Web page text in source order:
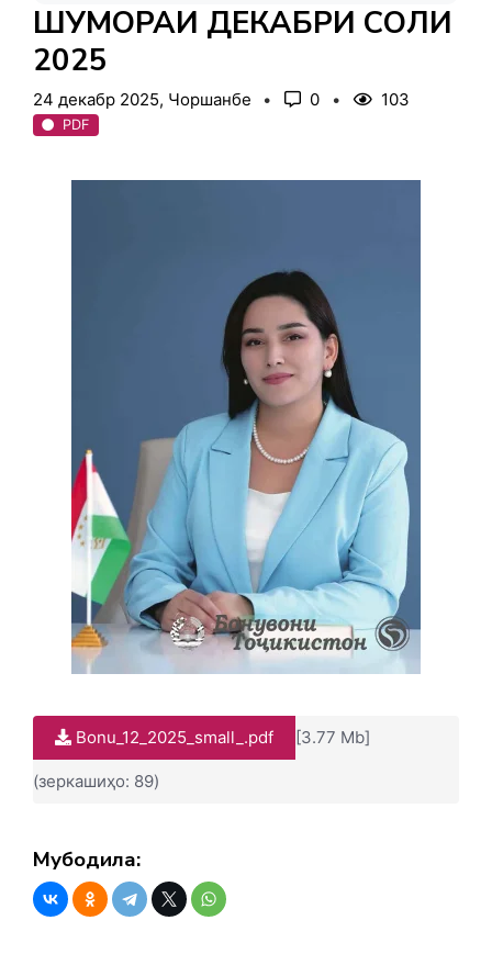
ШУМОРАИ ДЕКАБРИ СОЛИ
2025
24 декабр 2025, Чоршанбе 0 103
PDF
Bonu_12_2025_small_.pdf [3.77 Mb]
(зеркашиҳо: 89)
Мубодила: